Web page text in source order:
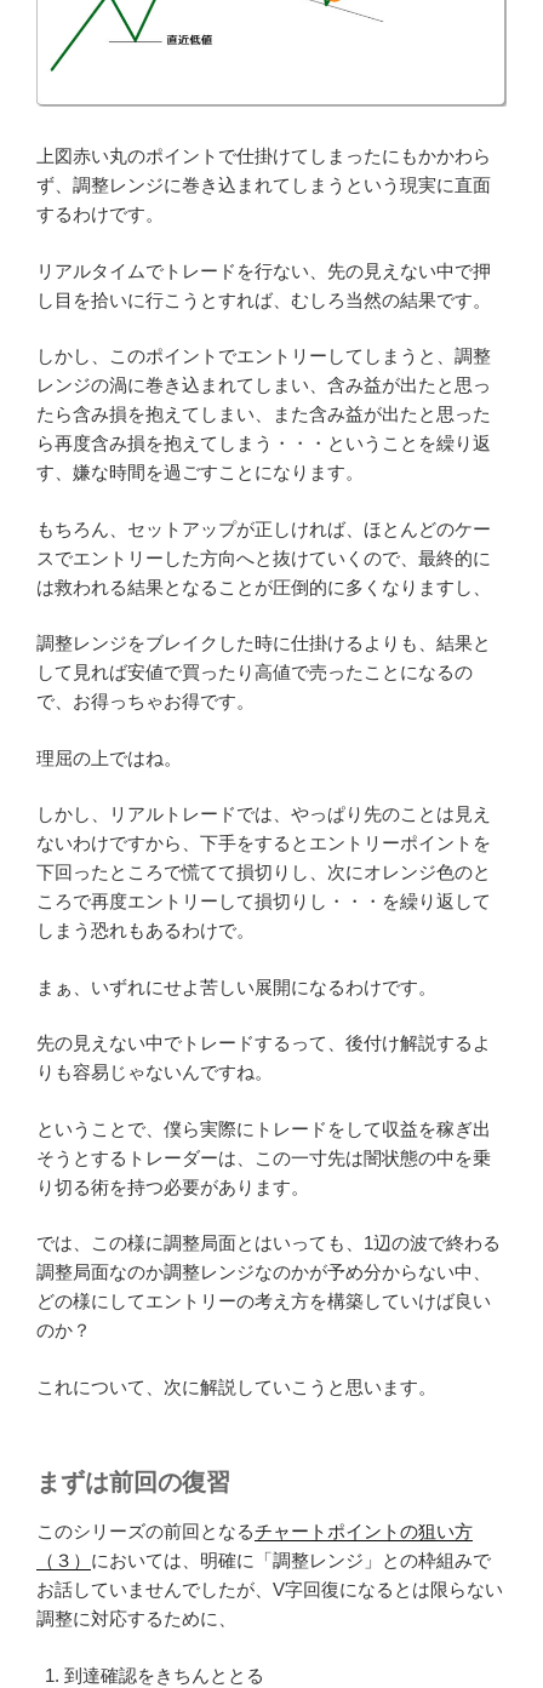
上図赤い丸のポイントで仕掛けてしまったにもかかわら
ず、調整レンジに巻き込まれてしまうという現実に直面
するわけです。
リアルタイムでトレードを行ない、先の見えない中で押
し目を拾いに行こうとすれば、むしろ当然の結果です。
しかし、このポイントでエントリーしてしまうと、調整
レンジの渦に巻き込まれてしまい、含み益が出たと思っ
たら含み損を抱えてしまい、また含み益が出たと思った
ら再度含み損を抱えてしまう・・・ということを繰り返
す、嫌な時間を過ごすことになります。
もちろん、セットアップが正しければ、ほとんどのケー
スでエントリーした方向へと抜けていくので、最終的に
は救われる結果となることが圧倒的に多くなりますし、
調整レンジをブレイクした時に仕掛けるよりも、結果と
して見れば安値で買ったり高値で売ったことになるの
で、お得っちゃお得です。
理屈の上ではね。
しかし、リアルトレードでは、やっぱり先のことは見え
ないわけですから、下手をするとエントリーポイントを
下回ったところで慌てて損切りし、次にオレンジ色のと
ころで再度エントリーして損切りし・・・を繰り返して
しまう恐れもあるわけで。
まぁ、いずれにせよ苦しい展開になるわけです。
先の見えない中でトレードするって、後付け解説するよ
りも容易じゃないんですね。
ということで、僕ら実際にトレードをして収益を稼ぎ出
そうとするトレーダーは、この一寸先は闇状態の中を乗
り切る術を持つ必要があります。
では、この様に調整局面とはいっても、1辺の波で終わる
調整局面なのか調整レンジなのかが予め分からない中、
どの様にしてエントリーの考え方を構築していけば良い
のか？
これについて、次に解説していこうと思います。
まずは前回の復習
このシリーズの前回となるチャートポイントの狙い方
（３） においては、明確に「調整レンジ」との枠組みで
お話していませんでしたが、V字回復になるとは限らない
調整に対応するために、
到達確認をきちんととる